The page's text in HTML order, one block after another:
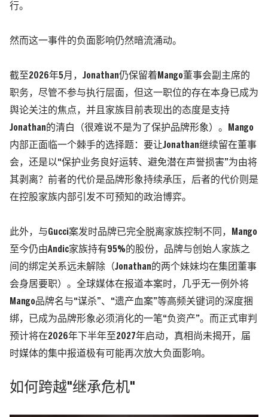
行。
然而这一事件的负面影响仍然暗流涌动。
截至2026年5月，Jonathan仍保留着Mango董事会副主席的
职务，尽管不参与执行层面，但这一职位的存在本身已成为
舆论关注的焦点，并且家族目前表现出的态度是支持
Jonathan的清白
（很难说不是为了保护品牌形象） 。Mango
内部正面临一个棘手的选择题：要让Jonathan继续留在董事
会，还是以“保护业务良好运转、避免潜在声誉损害”为由将
其剥离？前者的代价是品牌形象持续承压，后者的代价则是
在控股家族内部引发不可预知的政治博弈。
此外，与Gucci案发时品牌已完全脱离家族控制不同，Mango
至今仍由Andic家族持有95%的股份，品牌与创始人家族之
间的绑定关系远未解除 （Jonathan的两个妹妹均在集团董事
会身居要职） 。全球媒体在报道本案时，几乎无一例外将
Mango品牌名与“谋杀”、“遗产血案”等高频关键词的深度捆
绑，已成为品牌形象必须消化的一笔“负资产”。而正式审判
预计将在2026年下半年至2027年启动，真相尚未揭开，届
时媒体的集中报道极有可能再次放大负面影响。
如何跨越"继承危机"